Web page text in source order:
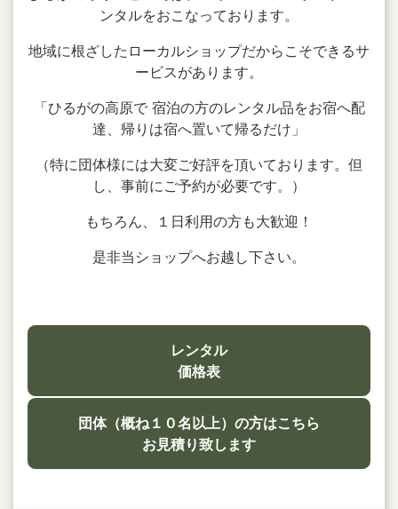
ンタルをおこなっております。
地域に根ざしたローカルショップだからこそできるサ
ービスがあります。
「ひるがの高原で 宿泊の方のレンタル品をお宿へ配
達、帰りは宿へ置いて帰るだけ」
（特に団体様には大変ご好評を頂いております。但
し、事前にご予約が必要です。）
もちろん、１日利用の方も大歓迎！
是非当ショップへお越し下さい。
レンタル
価格表
団体（概ね１０名以上）の方はこちら
お見積り致します